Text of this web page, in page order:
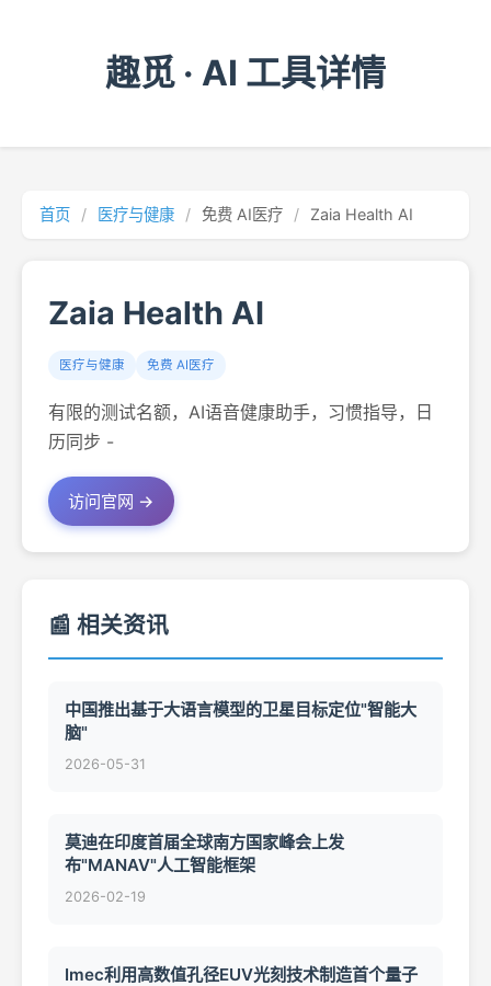
趣觅 · AI 工具详情
首页 / 医疗与健康 / 免费 AI医疗 / Zaia Health AI
Zaia Health AI
医疗与健康 免费 AI医疗
有限的测试名额，AI语音健康助手，习惯指导，日
历同步 -
访问官网 →
📰 相关资讯
中国推出基于大语言模型的卫星目标定位"智能大
脑"
2026-05-31
莫迪在印度首届全球南方国家峰会上发
布"MANAV"人工智能框架
2026-02-19
Imec利用高数值孔径EUV光刻技术制造首个量子